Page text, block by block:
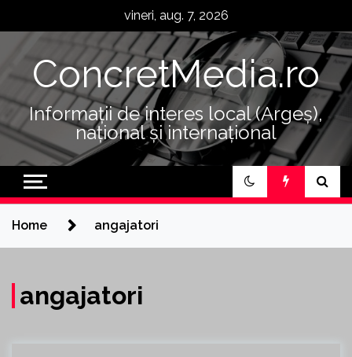
vineri, aug. 7, 2026
ConcretMedia.ro
Informații de interes local (Argeș),
național și internațional
Home angajatori
angajatori